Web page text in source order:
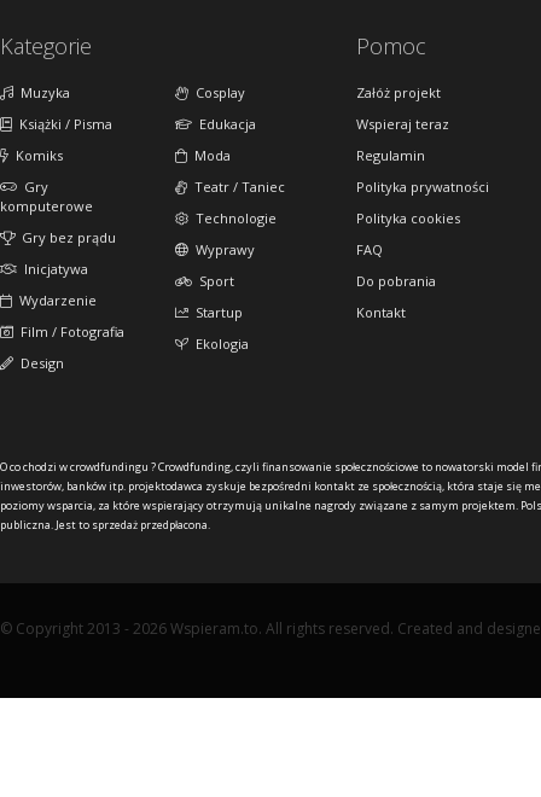
Kategorie
Muzyka
Książki / Pisma
Komiks
Gry
komputerowe
Gry bez prądu
Inicjatywa
Wydarzenie
Film / Fotografia
Design
Cosplay
Edukacja
Moda
Teatr / Taniec
Technologie
Wyprawy
Sport
Startup
Ekologia
Pomoc
Załóż projekt
Wspieraj teraz
Regulamin
Polityka prywatności
Polityka cookies
FAQ
Do pobrania
Kontakt
O co chodzi w crowdfundingu ?Crowdfunding, czyli finansowanie społecznościowe to nowatorski model
inwestorów, banków itp. projektodawca zyskuje bezpośredni kontakt ze społecznością, która staje się
poziomy wsparcia, za które wspierający otrzymują unikalne nagrody związane z samym projektem.
publiczna. Jest to sprzedaż przedpłacona.
© Copyright 2013 - 2026 Wspieram.to. All rights reserved. Created and